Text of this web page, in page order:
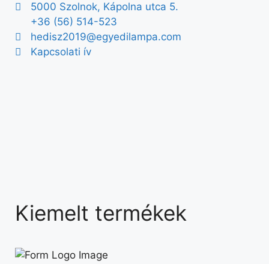
5000 Szolnok, Kápolna utca 5.
+36 (56) 514-523
hedisz2019@egyedilampa.com
Kapcsolati ív
Kiemelt termékek